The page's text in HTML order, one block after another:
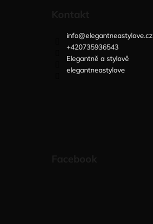
info@elegantneastylove.cz
+420735936543
Elegantně a stylově
elegantneastylove